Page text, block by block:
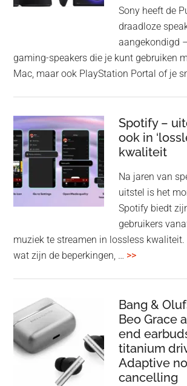
Sony heeft de
draadloze
aangekondigd
gaming-speakers die je kunt gebruiken
Mac, maar ook PlayStation Portal of je
Spotify –
ook in
kwaliteit
Na jaren van
uitstel is het
Spotify biedt
gebruikers
muziek te streamen in lossless
wat zijn de beperkingen, … >>overSpotify
nu
ook
in
‘lossless’
kwaliteit
Bang &
Beo Grace
end
titanium
Adaptive
cancelling